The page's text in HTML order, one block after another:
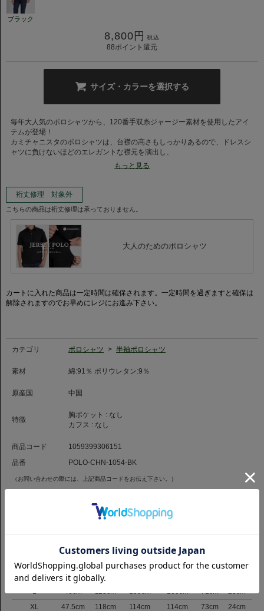
ブラック
8,800 円 税込
88ポイント還元
サイズ・カラーを選択する
毎年大人気のポロシャツから、120番手双糸ジャージー素材を使用したアイ
テムが登場！
カミチャニスタのポロシャツは、台襟の高さもしっかりあるので、ドレスシ
ャツに負けないほどのエレガントな襟元を演出し、
オン・オフのスタイリングにジャケットのインナーまで幅広く合わせていた
良質な120番手双糸を40ゲージという高密度で編み立て、ポリウレタンを
9%取り入れることで生まれた、縦横伸びるジャージーシャツ。
良質な糸が、しなやかさと柔らかな着心地と、高密度のため透けにくいとい
う嬉しい機能もあります。
※こちらのシャツはスプリットヨークではございません
◆ニット素材について◆
し、洗濯による寸法変化率が通常の織物素材より大きい素材のため、お取り
扱いにはご注意ください。
軽く脱水後、手で形を整え丸みのあるハンガー(ジャケット用)にて陰干し、
ニットシャツ製品はプレス工程時に設備や機材の問題によって、着丈や袖丈
もっと見る
裄丈修理 対象外
こちらの商品は裄丈修理は承っておりません。
大人のためのポロシャツ
カートに入れた商品は一定時間は確保されます。一定時間を過ぎますと確保は
解除されますのでお早めにレジにお進み下さい。
カテゴリ ポロシャツ > 半袖ポロシャツ
素材 綿:91％ ポリウレタン:9％
原産国 中国
特徴
胸ポケット : なし
カフス : なし
商品コード
1059399306151
品番
POLO-CHN-1054-BK
（お問い合わせの際には、上記商品コードをお伝え下さい。）
バスト 裾まわり
S
43cm 103cm 99cm
M
44.5cm 108cm
XL
47.5cm 118cm 114cm 114cm 73cm 24cm